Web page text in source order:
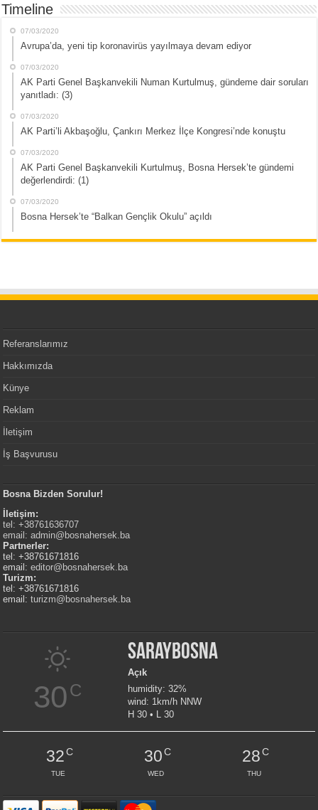
Timeline
07/03/2020
Avrupa’da, yeni tip koronavirüs yayılmaya devam ediyor
07/03/2020
AK Parti Genel Başkanvekili Numan Kurtulmuş, gündeme dair soruları
yanıtladı: (3)
07/03/2020
AK Parti’li Akbaşoğlu, Çankırı Merkez İlçe Kongresi’nde konuştu
07/03/2020
AK Parti Genel Başkanvekili Kurtulmuş, Bosna Hersek’te gündemi
değerlendirdi: (1)
07/03/2020
Bosna Hersek’te “Balkan Gençlik Okulu” açıldı
Referanslarımız
Hakkımızda
Künye
Reklam
İletişim
İş Başvurusu
Bosna Bizden Sorulur!
İletişim:
tel: +38761636707
email:admin@bosnahersek.ba
Partnerler:
tel: +38761671816
email:editor@bosnahersek.ba
Turizm:
tel: +38761671816
email:turizm@bosnahersek.ba
30C
Saraybosna
Açık
humidity: 32%
wind: 1km/h NNW
H 30 • L 30
32C
TUE
30C
WED
28C
THU